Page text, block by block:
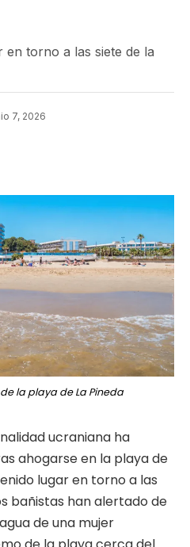
en torno a las siete de la
7, 2026
la playa de La Pineda
ucraniana ha
ahogarse en la playa de
lugar en torno a las
bañistas han alertado de
de una mujer